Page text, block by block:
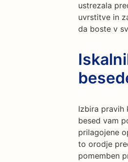
ustrezala
uvrstitve in
da boste v
Izbira pravih
besed vam
prilagojene
to orodje
pomemben